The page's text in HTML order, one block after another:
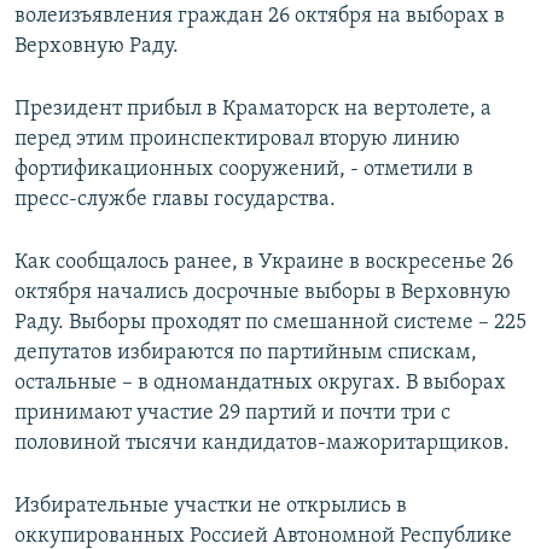
волеизъявления граждан 26 октября на выборах в
Верховную Раду.
Президент прибыл в Краматорск на вертолете, а
перед этим проинспектировал вторую линию
фортификационных сооружений, - отметили в
пресс-службе главы государства.
Как сообщалось ранее, в Украине в воскресенье 26
октября начались досрочные выборы в Верховную
Раду. Выборы проходят по смешанной системе – 225
депутатов избираются по партийным спискам,
остальные – в одномандатных округах. В выборах
принимают участие 29 партий и почти три с
половиной тысячи кандидатов-мажоритарщиков.
Избирательные участки не открылись в
оккупированных Россией Автономной Республике